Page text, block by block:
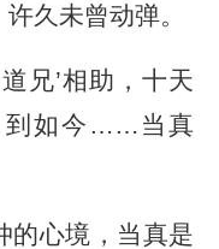
久未曾动弹。
兄’相助，十天
到如今……当真
的心境，当真是